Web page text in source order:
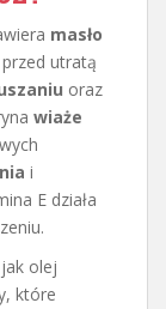
masło
utratą
oraz
wiaże
i
E działa
olej
które